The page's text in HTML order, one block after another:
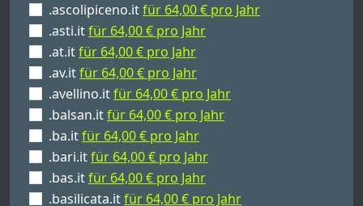
.ascolipiceno.itfür 64,00 € pro Jahr
.asti.itfür 64,00 € pro Jahr
.at.itfür 64,00 € pro Jahr
.av.itfür 64,00 € pro Jahr
.avellino.itfür 64,00 € pro Jahr
.balsan.itfür 64,00 € pro Jahr
.ba.itfür 64,00 € pro Jahr
.bari.itfür 64,00 € pro Jahr
.bas.itfür 64,00 € pro Jahr
.basilicata.itfür 64,00 € pro Jahr